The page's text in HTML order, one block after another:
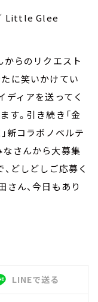
Little Glee
からのリクエスト
に笑いかけてい
ディアを送ってく
す。引き続き「金
新コラボノベルテ
さんから大募集
どしどしご応募く
さん、今日もあり
LINEで送る